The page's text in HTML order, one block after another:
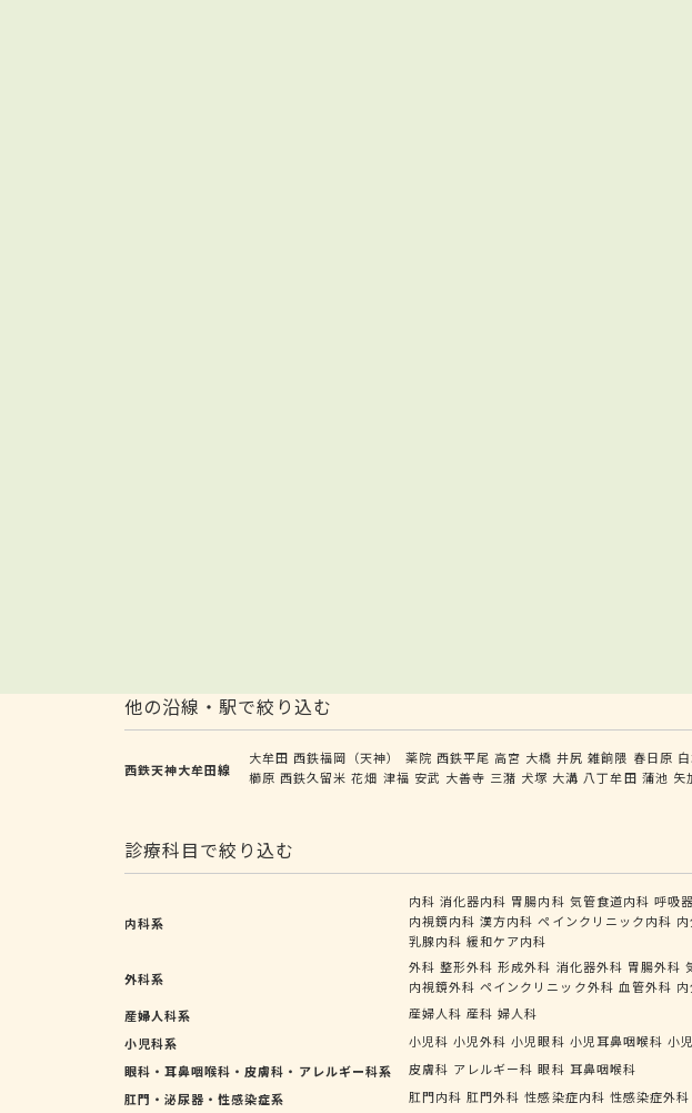
他の沿線・駅で絞り込む
西鉄天神大牟田線
大牟田 西鉄福岡（天神） 薬院 西鉄平尾 高宮 大橋 井尻 雑餉隈 春日原
櫛原 西鉄久留米 花畑 津福 安武 大善寺 三潴 犬塚 大溝 八丁牟田 蒲池 矢
診療科目で絞り込む
内科系
内科 消化器内科 胃腸内科 気管食道内科 呼吸
内視鏡内科 漢方内科 ペインクリニック内科
乳腺内科 緩和ケア内科
外科系
外科 整形外科 形成外科 消化器外科 胃腸外科
内視鏡外科 ペインクリニック外科 血管外科
産婦人科系
産婦人科 産科 婦人科
小児科系
小児科 小児外科 小児眼科 小児耳鼻咽喉科 小
眼科・耳鼻咽喉科・皮膚科・アレルギー科系
皮膚科 アレルギー科 眼科 耳鼻咽喉科
肛門・泌尿器・性感染症系
肛門内科 肛門外科 性感染症内科 性感染症外科